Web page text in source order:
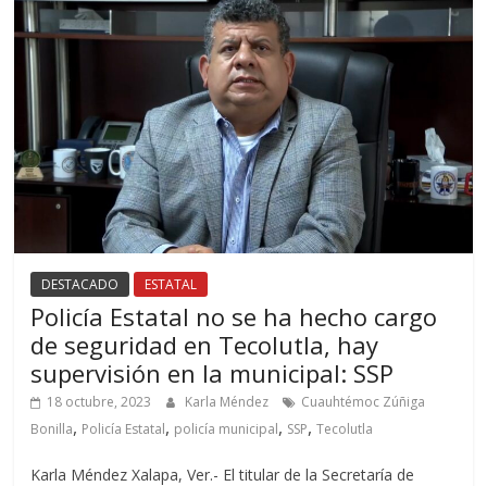
DESTACADO ESTATAL
Policía Estatal no se ha hecho cargo
de seguridad en Tecolutla, hay
supervisión en la municipal: SSP
18 octubre, 2023 Karla Méndez
Cuauhtémoc Zúñiga
Bonilla, Policía Estatal, policía municipal, SSP,Tecolutla
Karla Méndez Xalapa, Ver.- El titular de la Secretaría de